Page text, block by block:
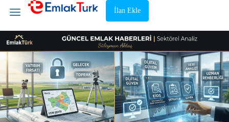
İlan Ekle